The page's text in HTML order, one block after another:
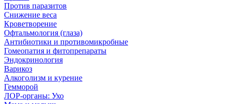
Против паразитов
Снижение веса
Кроветворение
Офтальмология (глаза)
Антибиотики и противомикробные
Гомеопатия и фитопрепараты
Эндокринология
Варикоз
Алкоголизм и курение
Гемморой
ЛОР-органы: Ухо